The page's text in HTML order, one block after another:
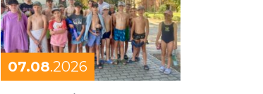
07.08.2026